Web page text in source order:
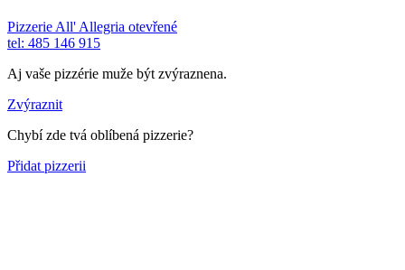
Pizzerie All' Allegria otevřené
tel: 485 146 915
Aj vaše pizzérie muže být zvýraznena.
Zvýraznit
Chybí zde tvá oblíbená pizzerie?
Přidat pizzerii